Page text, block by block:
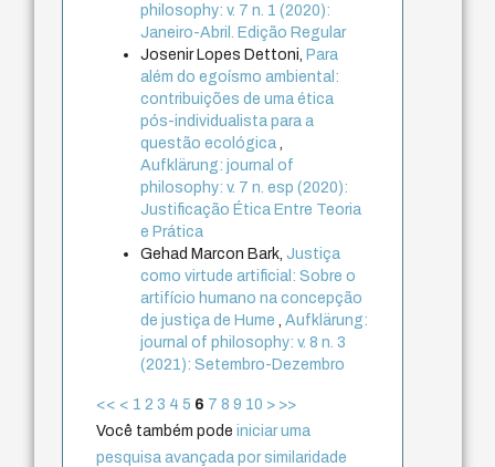
philosophy: v. 7 n. 1 (2020):
Janeiro-Abril. Edição Regular
Josenir Lopes Dettoni,Para
além do egoísmo ambiental:
contribuições de uma ética
pós-individualista para a
questão ecológica
Aufklärung: journal of
philosophy: v. 7 n. esp (2020):
Justificação Ética Entre Teoria
e Prática
Gehad Marcon Bark,Justiça
como virtude artificial: Sobre o
artifício humano na concepção
de justiça de Hume
,Aufklärung:
journal of philosophy: v. 8 n. 3
(2021): Setembro-Dezembro
<< < 1 2 3 4 5 6 7 8 9 10 > >>
Você também podeiniciar uma
pesquisa avançada por similaridade